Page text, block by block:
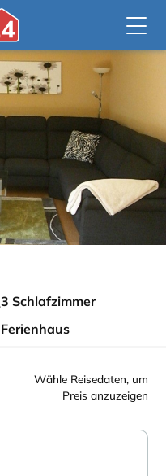
3 Schlafzimmer
Ferienhaus
Wähle Reisedaten, um
Preis anzuzeigen